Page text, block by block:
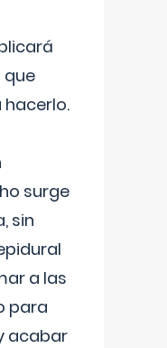
que
hacerlo.
surge
sin
a las
para
acabar